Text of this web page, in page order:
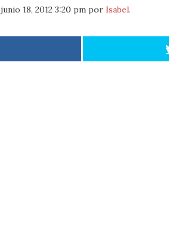
junio 18, 2012 3:20 pm por Isabel.